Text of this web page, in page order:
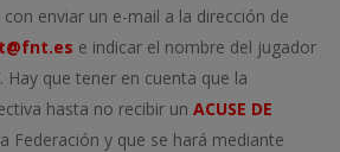
enviar un e-mail a la dirección de
e indicar el nombre del jugador
Hay que tener en cuenta que la
hasta no recibir un ACUSE DE
Federación y que se hará mediante